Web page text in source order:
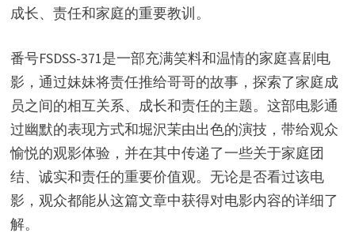
成长、责任和家庭的重要教训。
番号FSDSS-371是一部充满笑料和温情的家庭喜剧电
影，通过妹妹将责任推给哥哥的故事，探索了家庭成
员之间的相互关系、成长和责任的主题。这部电影通
过幽默的表现方式和堀沢茉由出色的演技，带给观众
愉悦的观影体验，并在其中传递了一些关于家庭团
结、诚实和责任的重要价值观。无论是否看过该电
影，观众都能从这篇文章中获得对电影内容的详细了
解。